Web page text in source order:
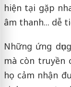
hiện tại gặp
âm thanh... dễ
Những ứng
mà còn truyền
họ cảm nhận